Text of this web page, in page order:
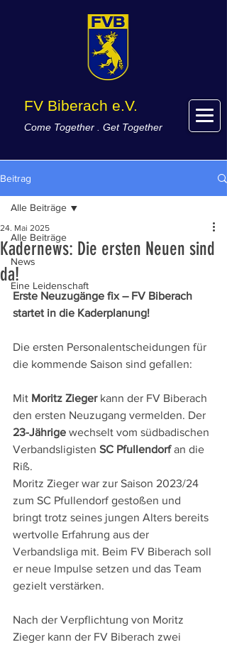
FV Biberach e.V.
Come Together . Get Together
Beitrag
Alle Beiträge
News
Eine Leidenschaft
Alle Beiträge
Kadernews: Die ersten Neuen sind
da!
24. Mai 2025
Erste Neuzugänge fix – FV Biberach
startet in die Kaderplanung!
Die ersten Personalentscheidungen für
die kommende Saison sind gefallen:
Mit Moritz Zieger kann der FV Biberach
den ersten Neuzugang vermelden. Der
23-Jährige wechselt vom südbadischen
Verbandsligisten SC Pfullendorf an die
Riß.
Moritz Zieger war zur Saison 2023/24
zum SC Pfullendorf gestoßen und
bringt trotz seines jungen Alters bereits
wertvolle Erfahrung aus der
Verbandsliga mit. Beim FV Biberach soll
er neue Impulse setzen und das Team
gezielt verstärken.
Nach der Verpflichtung von Moritz
Zieger kann der FV Biberach zwei